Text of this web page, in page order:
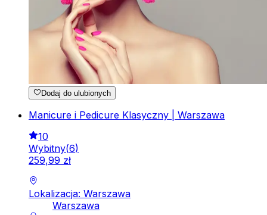
Dodaj do ulubionych
Manicure i Pedicure Klasyczny | Warszawa
10
Wybitny(6)
259,99 zł
Lokalizacja: Warszawa
Warszawa